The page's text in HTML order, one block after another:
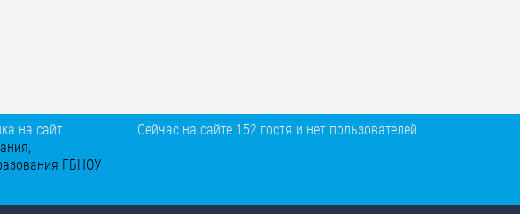
на сайт
ГБНОУ
Сейчас на сайте 152 гостя и нет пользователей